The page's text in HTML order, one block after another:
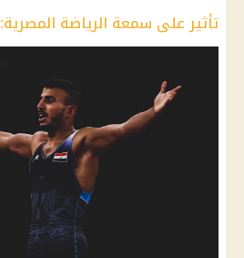
تأثير على سمعة الرياضة المصرية: